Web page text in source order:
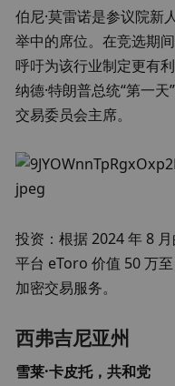
伯尼·莫雷诺是参议院新
举中的席位。在竞选期
呼吁为该行业制定更有
纳德·特朗普总统“第一
交易委员会主席。
投资：根据 2024 年 8
平台 eToro 价值 50 万
加密交易服务。
西弗吉尼亚州
雪莱·卡皮托，共和党